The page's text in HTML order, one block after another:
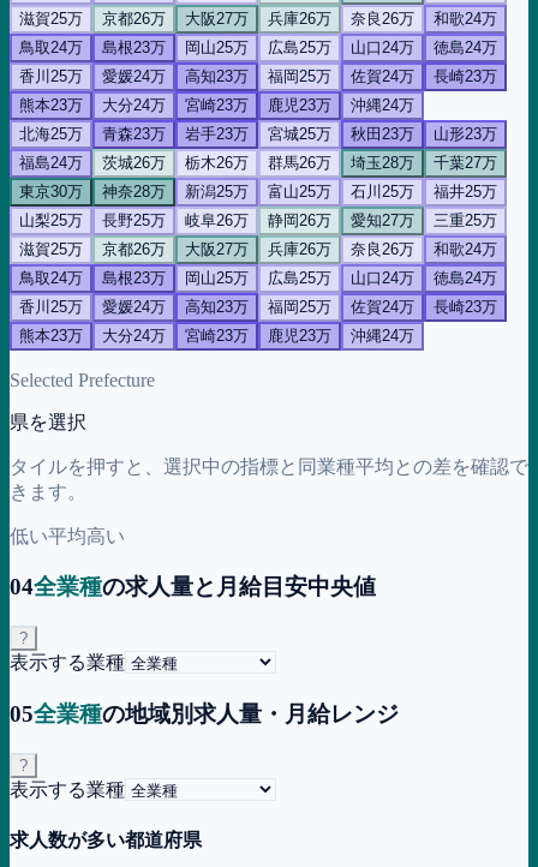
滋賀25万 京都26万 大阪 27万 兵庫26万 奈良 26万 和歌24万
鳥取 24万 島根23万 岡山25万 広島25万 山口 24万 徳島24万
香川 25万 愛媛24万 高知23万 福岡25万 佐賀24万 長崎23万
熊本23万 大分24万 宮崎23万 鹿児 23万 沖縄24万
北海25万 青森23万 岩手23万 宮城25万 秋田 23万 山形23万
福島24万 茨城26万 栃木26万 群馬26万 埼玉28万 千葉27万
東京30万 神奈28万 新潟25万 富山25万 石川 25万 福井25万
山梨25万 長野25万 岐阜26万 静岡26万 愛知27万 三重25万
滋賀25万 京都26万 大阪 27万 兵庫26万 奈良 26万 和歌24万
鳥取 24万 島根23万 岡山25万 広島25万 山口 24万 徳島24万
香川 25万 愛媛24万 高知23万 福岡25万 佐賀24万 長崎23万
熊本23万 大分24万 宮崎23万 鹿児 23万 沖縄24万
Selected Prefecture
県を選択
タイルを押すと、選択中の指標と同業種平均との差を確認で
きます。
低い平均高い
04全業種の求人量と月給目安中央値
?
表示する業種
05全業種の地域別求人量・月給レンジ
?
表示する業種
求人数が多い都道府県